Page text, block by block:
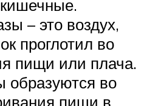
– это воздух,
проглотил во
пищи или плача.
образуются во
пищи в